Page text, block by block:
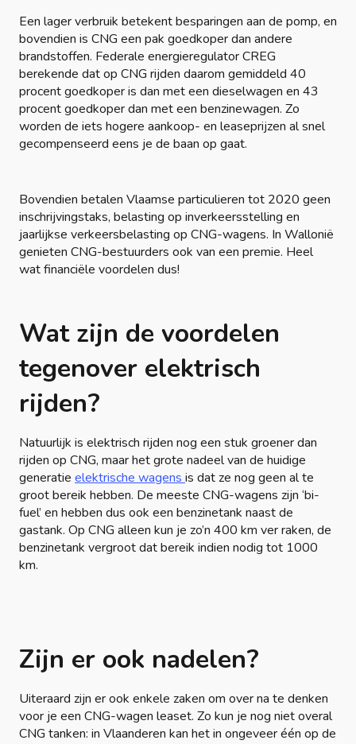
Een lager verbruik betekent besparingen aan de pomp, en
bovendien is CNG een pak goedkoper dan andere
brandstoffen. Federale energieregulator CREG
berekende dat op CNG rijden daarom gemiddeld 40
procent goedkoper is dan met een dieselwagen en 43
procent goedkoper dan met een benzinewagen. Zo
worden de iets hogere aankoop- en leaseprijzen al snel
gecompenseerd eens je de baan op gaat.
Bovendien betalen Vlaamse particulieren tot 2020 geen
inschrijvingstaks, belasting op inverkeersstelling en
jaarlijkse verkeersbelasting op CNG-wagens. In Wallonië
genieten CNG-bestuurders ook van een premie. Heel
wat financiële voordelen dus!
Wat zijn de voordelen
tegenover elektrisch
rijden?
Natuurlijk is elektrisch rijden nog een stuk groener dan
rijden op CNG, maar het grote nadeel van de huidige
generatie elektrische wagens is dat ze nog geen al te
groot bereik hebben. De meeste CNG-wagens zijn ‘bi-
fuel’ en hebben dus ook een benzinetank naast de
gastank. Op CNG alleen kun je zo’n 400 km ver raken, de
benzinetank vergroot dat bereik indien nodig tot 1000
km.
Zijn er ook nadelen?
Uiteraard zijn er ook enkele zaken om over na te denken
voor je een CNG-wagen leaset. Zo kun je nog niet overal
CNG tanken: in Vlaanderen kan het in ongeveer één op de